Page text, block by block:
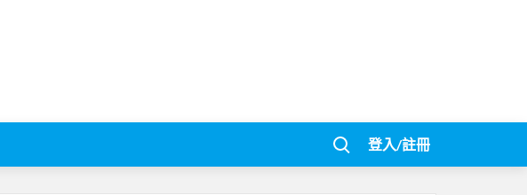
登入/註冊